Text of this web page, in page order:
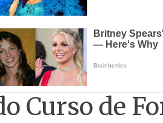
Curso de